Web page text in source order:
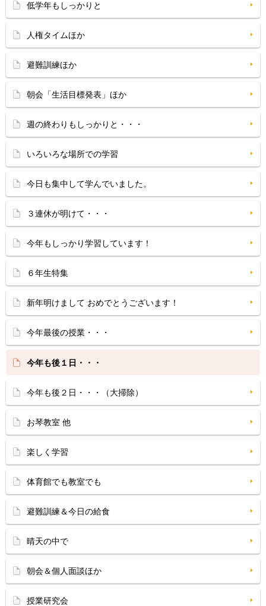
低学年もしっかりと
人権タイムほか
避難訓練ほか
朝会「生活目標発表」ほか
週の終わりもしっかりと・・・
いろいろな場所での学習
今日も集中して学んでいました。
３連休が明けて・・・
今年もしっかり学習しています！
６年生特集
新年明けまして おめでとうございます！
今年最後の授業・・・
今年も後１日・・・
今年も後２日・・・（大掃除）
お琴教室 他
楽しく学習
体育館でも教室でも
避難訓練＆今日の給食
晴天の中で
朝会＆個人面談ほか
授業研究会